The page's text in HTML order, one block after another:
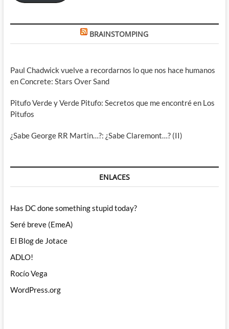
BRAINSTOMPING
Paul Chadwick vuelve a recordarnos lo que nos hace humanos
en Concrete: Stars Over Sand
Pitufo Verde y Verde Pitufo: Secretos que me encontré en Los
Pitufos
¿Sabe George RR Martin…?: ¿Sabe Claremont…? (II)
ENLACES
Has DC done something stupid today?
Seré breve (EmeA)
El Blog de Jotace
ADLO!
Rocío Vega
WordPress.org